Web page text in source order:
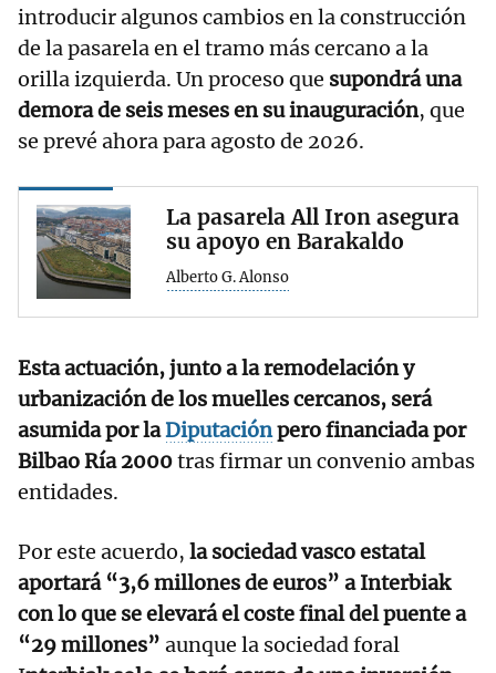
introducir algunos cambios en la construcción
de la pasarela en el tramo más cercano a la
orilla izquierda. Un proceso que supondrá una
demora de seis meses en su inauguración, que
se prevé ahora para agosto de 2026.
La pasarela All Iron asegura
su apoyo en Barakaldo
Alberto G. Alonso
Esta actuación, junto a la remodelación y
urbanización de los muelles cercanos, será
asumida por laDiputaciónpero financiada por
Bilbao Ría 2000tras firmar un convenio ambas
entidades.
Por este acuerdo, la sociedad vasco estatal
aportará “3,6 millones de euros” a Interbiak
con lo que se elevará el coste final del puente a
“29 millones” aunque la sociedad foral